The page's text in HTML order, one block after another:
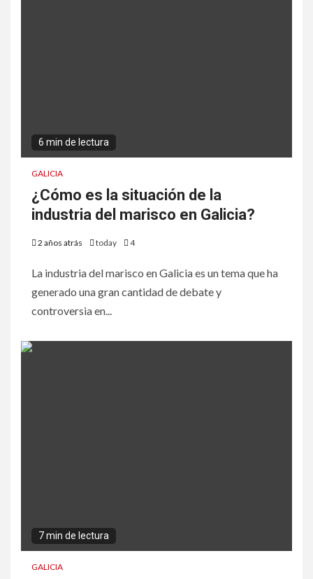
6 min de lectura
GALICIA
¿Cómo es la situación de la
industria del marisco en Galicia?
2 años atrás today 4
La industria del marisco en Galicia es un tema que ha
generado una gran cantidad de debate y
controversia en...
7 min de lectura
GALICIA